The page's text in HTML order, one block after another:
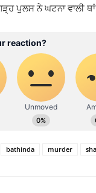
ਪੁਲਸ ਨੇ ਘਟਨਾ ਵਾਲੀ
bathinda murder